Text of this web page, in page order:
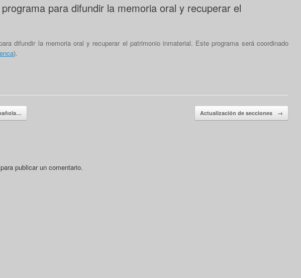
para difundir la memoria oral y recuperar el
difundir la memoria oral y recuperar el patrimonio inmaterial. Este programa será coordinado
).
Actualización de secciones →
para publicar un comentario.